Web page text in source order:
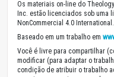
Os materiais on-line do
Inc. estão licenciados sob uma
NonCommercial 4.0 International.
Baseado em um trabalho em
Você é livre para compartilhar
modificar (para adaptar o
condição de atribuir o trabalho